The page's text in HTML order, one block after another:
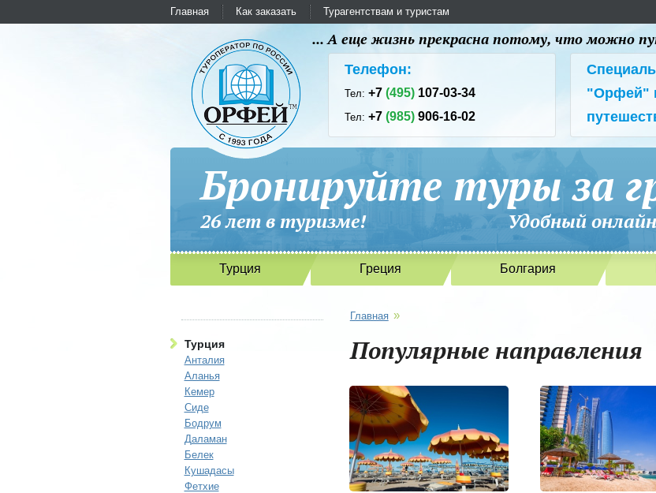
Главная Как заказать Турагентствам и туристам
... А еще жизнь прекрасна потому, что можно
Телефон:
Тел:+7(495) 107-03-34
Тел:+7(985) 906-16-02
"Орфей"
Бронируйте туры за
26 лет в туризме! Удобный онлайн-
Турция Греция Болгария
Турция
Анталия
Аланья
Кемер
Сиде
Бодрум
Даламан
Белек
Кушадасы
Фетхие
Главная »
Популярные направления